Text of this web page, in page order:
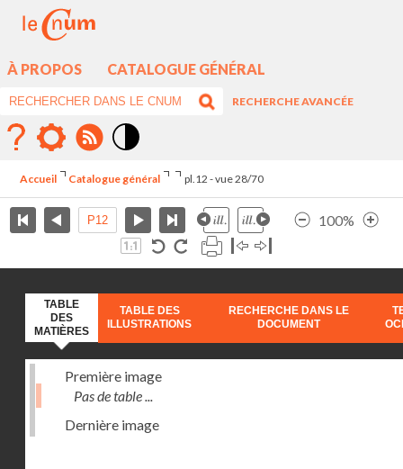
À PROPOS CATALOGUE GÉNÉRAL
RECHERCHE AVANCÉE
élévé
Accueil Catalogue général pl.12 - vue 28/70
100%
TABLE
DES
MATIÈRES
TABLE DES
ILLUSTRATIONS
RECHERCHE DANS LE
DOCUMENT
Première image
Pas de table ...
Dernière image